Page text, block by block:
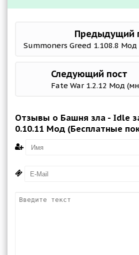
Предыдущий
Следующий пост
Fate War 1.2.12 Мод
Отзывы о Башня зла - Idle
0.10.11 Мод (Бесплатные